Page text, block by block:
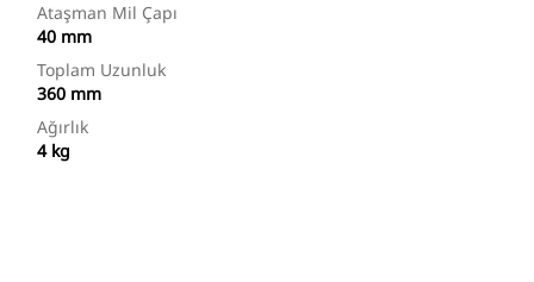
Ataşman Mil Çapı
40 mm
Toplam Uzunluk
360 mm
Ağırlık
4 kg